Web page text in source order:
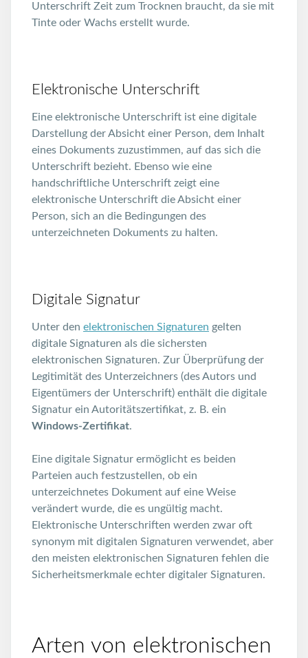
Unterschrift Zeit zum Trocknen braucht, da sie mit
Tinte oder Wachs erstellt wurde.
Elektronische Unterschrift
Eine elektronische Unterschrift ist eine digitale
Darstellung der Absicht einer Person, dem Inhalt
eines Dokuments zuzustimmen, auf das sich die
Unterschrift bezieht. Ebenso wie eine
handschriftliche Unterschrift zeigt eine
elektronische Unterschrift die Absicht einer
Person, sich an die Bedingungen des
unterzeichneten Dokuments zu halten.
Digitale Signatur
Unter den elektronischen Signaturen gelten
digitale Signaturen als die sichersten
elektronischen Signaturen. Zur Überprüfung der
Legitimität des Unterzeichners (des Autors und
Eigentümers der Unterschrift) enthält die digitale
Signatur ein Autoritätszertifikat, z. B. ein
Windows-Zertifikat.
Eine digitale Signatur ermöglicht es beiden
Parteien auch festzustellen, ob ein
unterzeichnetes Dokument auf eine Weise
verändert wurde, die es ungültig macht.
Elektronische Unterschriften werden zwar oft
synonym mit digitalen Signaturen verwendet, aber
den meisten elektronischen Signaturen fehlen die
Sicherheitsmerkmale echter digitaler Signaturen.
Arten von elektronischen